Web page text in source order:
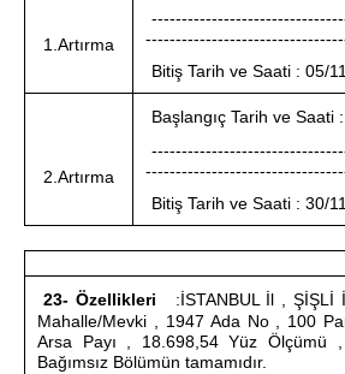
1.Artırma
Bitiş Tarih ve Saati : 05/
2.Artırma
Başlangıç Tarih ve
Bitiş Tarih ve Saati : 30/
23- Özellikleri
:İSTANBUL İl , ŞİŞLİ
Mahalle/Mevki , 1947 Ada No , 100
Arsa Payı , 18.698,54 Yüz Ölçümü
Bağımsız Bölümün tamamıdır.